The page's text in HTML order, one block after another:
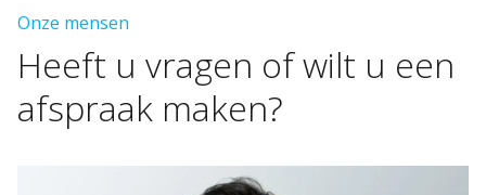
Onze mensen
Heeft u vragen ofwilt u een
afspraak maken?